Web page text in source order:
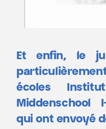
Et enfin, le
écoles
Middenschool
qui ont envoyé